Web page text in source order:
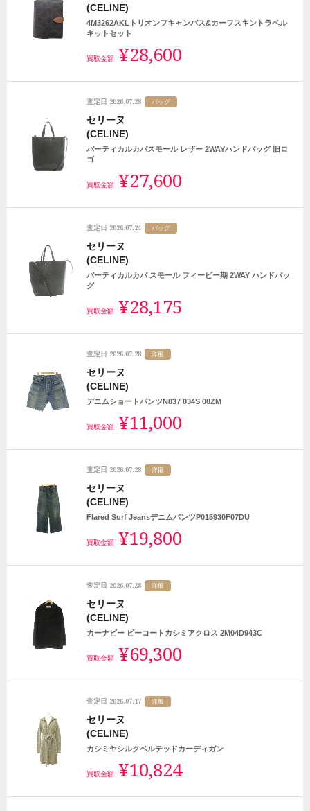
(CELINE)
4M3262AKLトリオンフキャンバス&カーフスキントラベル
キットセット
買取金額 ¥28,600
査定日 2026.07.28 バッグ
セリーヌ
(CELINE)
バーティカルカバスモール レザー 2WAYハンドバッグ 旧ロ
ゴ
買取金額 ¥27,600
査定日 2026.07.24 バッグ
セリーヌ
(CELINE)
バーティカルカバ スモール フィービー期 2WAY ハンドバッ
グ
買取金額 ¥28,175
査定日 2026.07.28 洋服
セリーヌ
(CELINE)
デニムショートパンツN837 034S 08ZM
買取金額 ¥11,000
査定日 2026.07.28 洋服
セリーヌ
(CELINE)
Flared Surf JeansデニムパンツP015930F07DU
買取金額 ¥19,800
査定日 2026.07.28 洋服
セリーヌ
(CELINE)
カーナビー ピーコートカシミアクロス 2M04D943C
買取金額 ¥69,300
査定日 2026.07.17 洋服
セリーヌ
(CELINE)
カシミヤシルクベルテッドカーディガン
買取金額 ¥10,824